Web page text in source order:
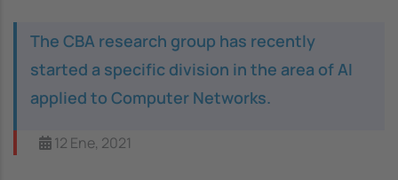
The CBA research group has recently
started a specific division in the area of AI
applied to Computer Networks.
12 Ene, 2021